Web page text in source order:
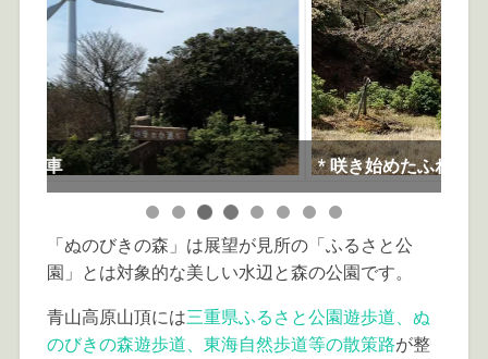
* 咲き始めたふれあい広場の桜
「ぬのびきの森」は展望が見所の「ふるさと公
園」とは対象的な美しい水辺と森の公園です。
青山高原山頂には三重県ふるさと公園遊歩道、ぬ
のびきの森遊歩道、東海自然歩道等の散策路が整